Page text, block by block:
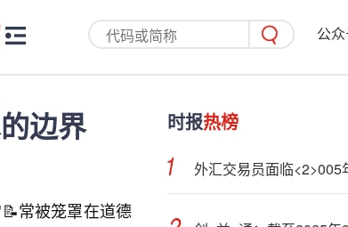
公
边界
常被笼罩在道德
时报热榜